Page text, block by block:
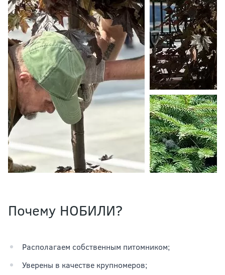
Почему НОБИЛИ?
Располагаем собственным питомником;
Уверены в качестве крупномеров;